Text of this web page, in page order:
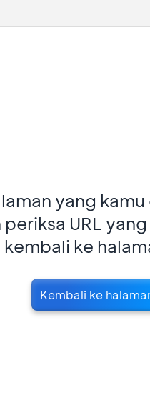
yang
periksa URL
kembali ke
Kembali ke